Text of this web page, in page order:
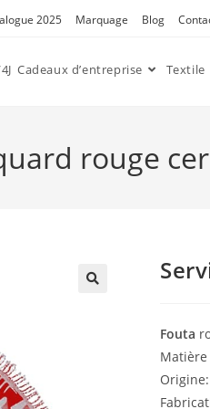
2025 Marquage Blog
Cadeaux d’entreprise Textile
rouge
Fouta
Matière